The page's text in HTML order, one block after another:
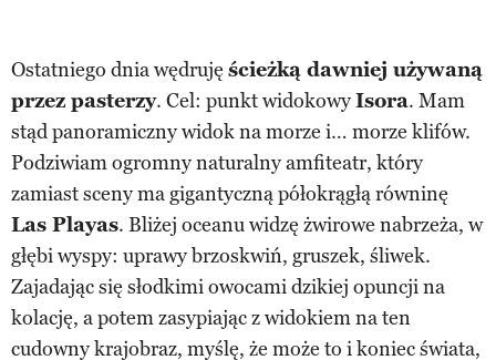
Ostatniego dnia wędruję ścieżką dawniej używaną
przez pasterzy. Cel: punkt widokowyIsora. Mam
stąd panoramiczny widok na morze i… morze klifów.
Podziwiam ogromny naturalny amfiteatr, który
zamiast sceny ma gigantyczną półokrągłą równinę
Las Playas. Bliżej oceanu widzę żwirowe nabrzeża, w
głębi wyspy: uprawy brzoskwiń, gruszek, śliwek.
Zajadając się słodkimi owocami dzikiej opuncji na
kolację, a potem zasypiając z widokiem na ten
cudowny krajobraz, myślę, że może to i koniec świata,